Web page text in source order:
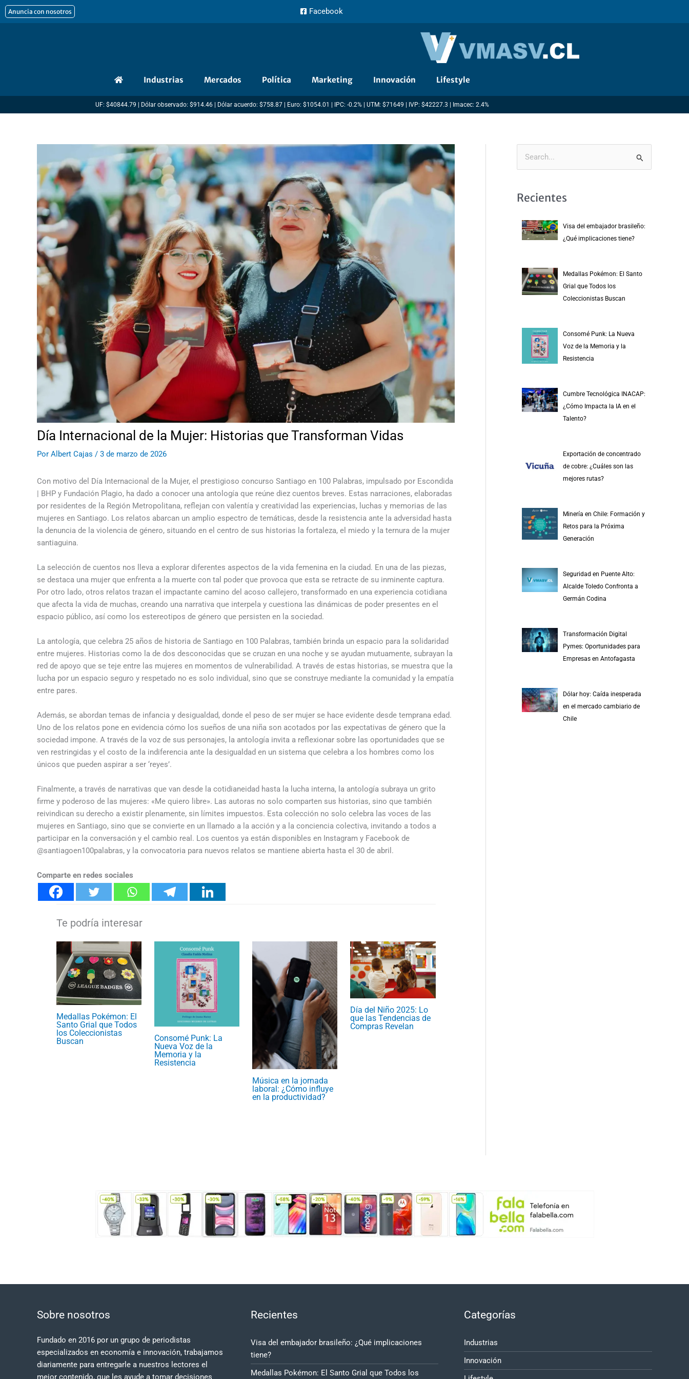
al
Anuncia con nosotros Facebook
Industrias Mercados Política Marketing Innovación Lifestyle
UF: $40844.79 | Dólar observado: $914.46 | Dólar acuerdo: $758.87 | Euro: $1054.01 | IPC: -0.2% | UTM: $71649 | IVP: $42227.3 | Imacec: 2.4%
Día Internacional de la Mujer: Historias que Transforman Vidas
Por Albert Cajas / 3 de marzo de 2026
Con motivo del Día Internacional de la Mujer, el prestigioso concurso Santiago en 100 Palabras, impulsado por Escondida
| BHP y Fundación Plagio, ha dado a conocer una antología que reúne diez cuentos breves. Estas narraciones, elaboradas
por residentes de la Región Metropolitana, reflejan con valentía y creatividad las experiencias, luchas y memorias de las
mujeres en Santiago. Los relatos abarcan un amplio espectro de temáticas, desde la resistencia ante la adversidad hasta
la denuncia de la violencia de género, situando en el centro de sus historias la fortaleza, el miedo y la ternura de la mujer
santiaguina.
La selección de cuentos nos lleva a explorar diferentes aspectos de la vida femenina en la ciudad. En una de las piezas,
se destaca una mujer que enfrenta a la muerte con tal poder que provoca que esta se retracte de su inminente captura.
Por otro lado, otros relatos trazan el impactante camino del acoso callejero, transformado en una experiencia cotidiana
que afecta la vida de muchas, creando una narrativa que interpela y cuestiona las dinámicas de poder presentes en el
espacio público, así como los estereotipos de género que persisten en la sociedad.
La antología, que celebra 25 años de historia de Santiago en 100 Palabras, también brinda un espacio para la solidaridad
entre mujeres. Historias como la de dos desconocidas que se cruzan en una noche y se ayudan mutuamente, subrayan la
red de apoyo que se teje entre las mujeres en momentos de vulnerabilidad. A través de estas historias, se muestra que la
lucha por un espacio seguro y respetado no es solo individual, sino que se construye mediante la comunidad y la empatía
entre pares.
Además, se abordan temas de infancia y desigualdad, donde el peso de ser mujer se hace evidente desde temprana edad.
Uno de los relatos pone en evidencia cómo los sueños de una niña son acotados por las expectativas de género que la
sociedad impone. A través de la voz de sus personajes, la antología invita a reflexionar sobre las oportunidades que se
ven restringidas y el costo de la indiferencia ante la desigualdad en un sistema que celebra a los hombres como los
únicos que pueden aspirar a ser ‘reyes’.
Finalmente, a través de narrativas que van desde la cotidianeidad hasta la lucha interna, la antología subraya un grito
firme y poderoso de las mujeres: «Me quiero libre». Las autoras no solo comparten sus historias, sino que también
reivindican su derecho a existir plenamente, sin límites impuestos. Esta colección no solo celebra las voces de las
mujeres en Santiago, sino que se convierte en un llamado a la acción y a la conciencia colectiva, invitando a todos a
participar en la conversación y el cambio real. Los cuentos ya están disponibles en Instagram y Facebook de
@santiagoen100palabras, y la convocatoria para nuevos relatos se mantiene abierta hasta el 30 de abril.
Comparte en redes sociales
Medallas Pokémon: El
Santo Grial que Todos
los Coleccionistas
Buscan
Consomé Punk: La
Nueva Voz de la
Memoria y la
Resistencia
Música en la jornada
laboral: ¿Cómo influye
en la productividad?
Día del Niño 2025: Lo
que las Tendencias de
Compras Revelan
Recientes
Visa del embajador brasileño:
¿Qué implicaciones tiene?
Medallas Pokémon: El Santo
Grial que Todos los
Coleccionistas Buscan
Consomé Punk: La Nueva
Voz de la Memoria y la
Resistencia
Cumbre Tecnológica INACAP:
¿Cómo Impacta la IA en el
Talento?
Exportación de concentrado
de cobre: ¿Cuáles son las
mejores rutas?
Minería en Chile: Formación y
Retos para la Próxima
Generación
Seguridad en Puente Alto:
Alcalde Toledo Confronta a
Germán Codina
Transformación Digital
Pymes: Oportunidades para
Empresas en Antofagasta
Dólar hoy: Caída inesperada
en el mercado cambiario de
Chile
Sobre nosotros
Fundado en 2016 por un grupo de periodistas
especializados en economía e innovación, trabajamos
diariamente para entregarle a nuestros lectores el
mejor contenido, que les ayude a tomar decisiones
Recientes
Visa del embajador brasileño: ¿Qué implicaciones
tiene?
Medallas Pokémon: El Santo Grial que Todos los
Categorías
Industrias
Innovación